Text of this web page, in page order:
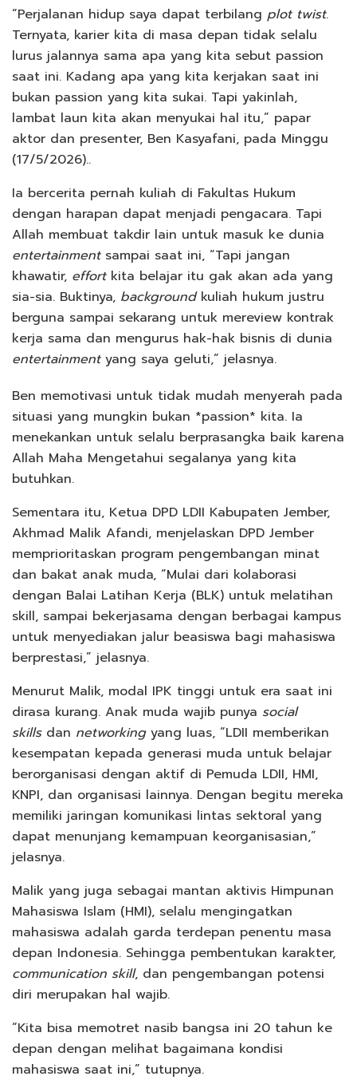
“Perjalanan hidup saya dapat terbilang plot twist.
Ternyata, karier kita di masa depan tidak selalu
lurus jalannya sama apa yang kita sebut passion
saat ini. Kadang apa yang kita kerjakan saat ini
bukan passion yang kita sukai. Tapi yakinlah,
lambat laun kita akan menyukai hal itu,” papar
aktor dan presenter, Ben Kasyafani, pada Minggu
(17/5/2026)..
Ia bercerita pernah kuliah di Fakultas Hukum
dengan harapan dapat menjadi pengacara. Tapi
Allah membuat takdir lain untuk masuk ke dunia
entertainmentsampai saat ini, “Tapi jangan
khawatir, effortkita belajar itu gak akan ada yang
sia-sia. Buktinya, backgroundkuliah hukum justru
berguna sampai sekarang untuk mereview kontrak
kerja sama dan mengurus hak-hak bisnis di dunia
entertainmentyang saya geluti,” jelasnya.
Ben memotivasi untuk tidak mudah menyerah pada
situasi yang mungkin bukan *passion* kita. Ia
menekankan untuk selalu berprasangka baik karena
Allah Maha Mengetahui segalanya yang kita
butuhkan.
Sementara itu, Ketua DPD LDII Kabupaten Jember,
Akhmad Malik Afandi, menjelaskan DPD Jember
memprioritaskan program pengembangan minat
dan bakat anak muda, “Mulai dari kolaborasi
dengan Balai Latihan Kerja (BLK) untuk melatihan
skill, sampai bekerjasama dengan berbagai kampus
untuk menyediakan jalur beasiswa bagi mahasiswa
berprestasi,” jelasnya.
Menurut Malik, modal IPK tinggi untuk era saat ini
dirasa kurang. Anak muda wajib punya social
skillsdan networkingyang luas, “LDII memberikan
kesempatan kepada generasi muda untuk belajar
berorganisasi dengan aktif di Pemuda LDII, HMI,
KNPI, dan organisasi lainnya. Dengan begitu mereka
memiliki jaringan komunikasi lintas sektoral yang
dapat menunjang kemampuan keorganisasian,”
jelasnya.
Malik yang juga sebagai mantan aktivis Himpunan
Mahasiswa Islam (HMI), selalu mengingatkan
mahasiswa adalah garda terdepan penentu masa
depan Indonesia. Sehingga pembentukan karakter,
communication skill, dan pengembangan potensi
diri merupakan hal wajib.
“Kita bisa memotret nasib bangsa ini 20 tahun ke
depan dengan melihat bagaimana kondisi
mahasiswa saat ini,” tutupnya.